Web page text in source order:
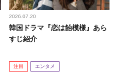
2026.07.20
韓国ドラマ『恋は飴模様』あら
すじ紹介
注目 エンタメ